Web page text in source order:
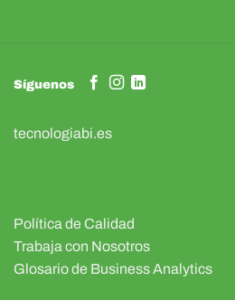
Síguenos
tecnologiabi.es
Política de Calidad
Trabaja con Nosotros
Glosario de Business Analytics